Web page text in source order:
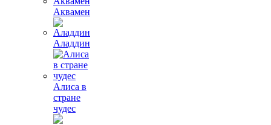
Аквамен
Аладдин
Алиса в
стране
чудес